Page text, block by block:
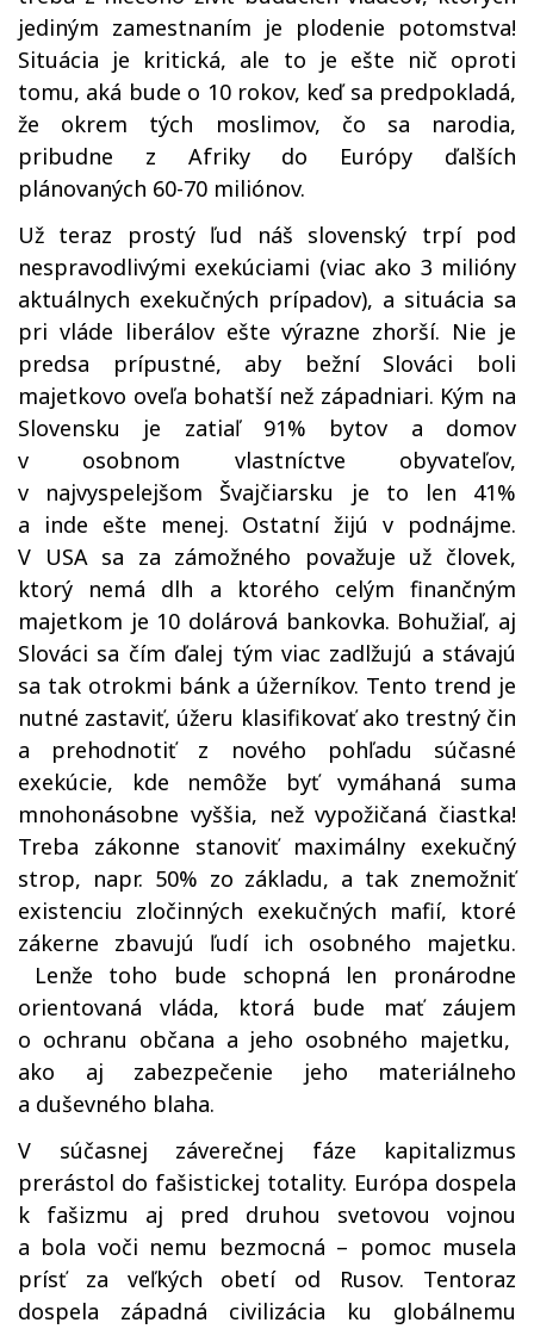
jediným zamestnaním je plodenie potomstva!
Situácia je kritická, ale to je ešte nič oproti
tomu, aká bude o 10 rokov, keď sa predpokladá,
že okrem tých moslimov, čo sa narodia,
pribudne z Afriky do Európy ďalších
plánovaných 60-70 miliónov.
Už teraz prostý ľud náš slovenský trpí pod
nespravodlivými exekúciami (viac ako 3 milióny
aktuálnych exekučných prípadov), a situácia sa
pri vláde liberálov ešte výrazne zhorší. Nie je
predsa prípustné, aby bežní Slováci boli
majetkovo oveľa bohatší než západniari. Kým na
Slovensku je zatiaľ 91% bytov a domov
v osobnom vlastníctve obyvateľov,
v najvyspelejšom Švajčiarsku je to len 41%
a inde ešte menej. Ostatní žijú v podnájme.
V USA sa za zámožného považuje už človek,
ktorý nemá dlh a ktorého celým finančným
majetkom je 10 dolárová bankovka. Bohužiaľ, aj
Slováci sa čím ďalej tým viac zadlžujú a stávajú
sa tak otrokmi bánk a úžerníkov. Tento trend je
nutné zastaviť, úžeru klasifikovať ako trestný čin
a prehodnotiť z nového pohľadu súčasné
exekúcie, kde nemôže byť vymáhaná suma
mnohonásobne vyššia, než vypožičaná čiastka!
Treba zákonne stanoviť maximálny exekučný
strop, napr. 50% zo základu, a tak znemožniť
existenciu zločinných exekučných mafií, ktoré
zákerne zbavujú ľudí ich osobného majetku.
Lenže toho bude schopná len pronárodne
orientovaná vláda, ktorá bude mať záujem
o ochranu občana a jeho osobného majetku,
ako aj zabezpečenie jeho materiálneho
a duševného blaha.
V súčasnej záverečnej fáze kapitalizmus
prerástol do fašistickej totality. Európa dospela
k fašizmu aj pred druhou svetovou vojnou
a bola voči nemu bezmocná – pomoc musela
prísť za veľkých obetí od Rusov. Tentoraz
dospela západná civilizácia ku globálnemu